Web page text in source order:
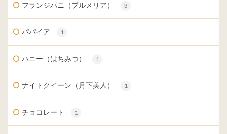
フランジパニ（プルメリア） 3
パパイア 1
ハニー（はちみつ） 1
ナイトクイーン（月下美人） 1
チョコレート 1